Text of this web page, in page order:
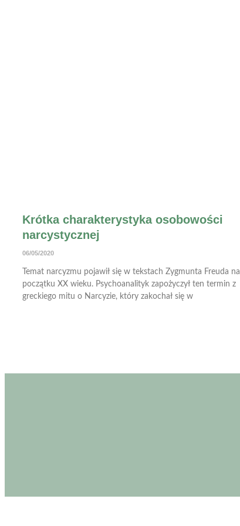
Krótka charakterystyka osobowości
narcystycznej
06/05/2020
Temat narcyzmu pojawił się w tekstach Zygmunta Freuda na
początku XX wieku. Psychoanalityk zapożyczył ten termin z
greckiego mitu o Narcyzie, który zakochał się w